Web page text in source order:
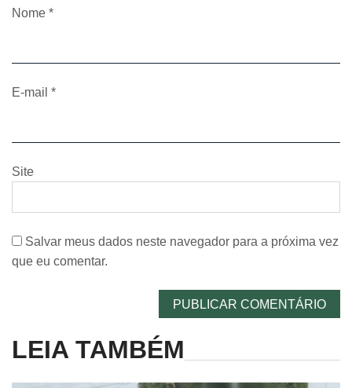
Nome *
E-mail *
Site
Salvar meus dados neste navegador para a próxima vez
que eu comentar.
LEIA TAMBÉM